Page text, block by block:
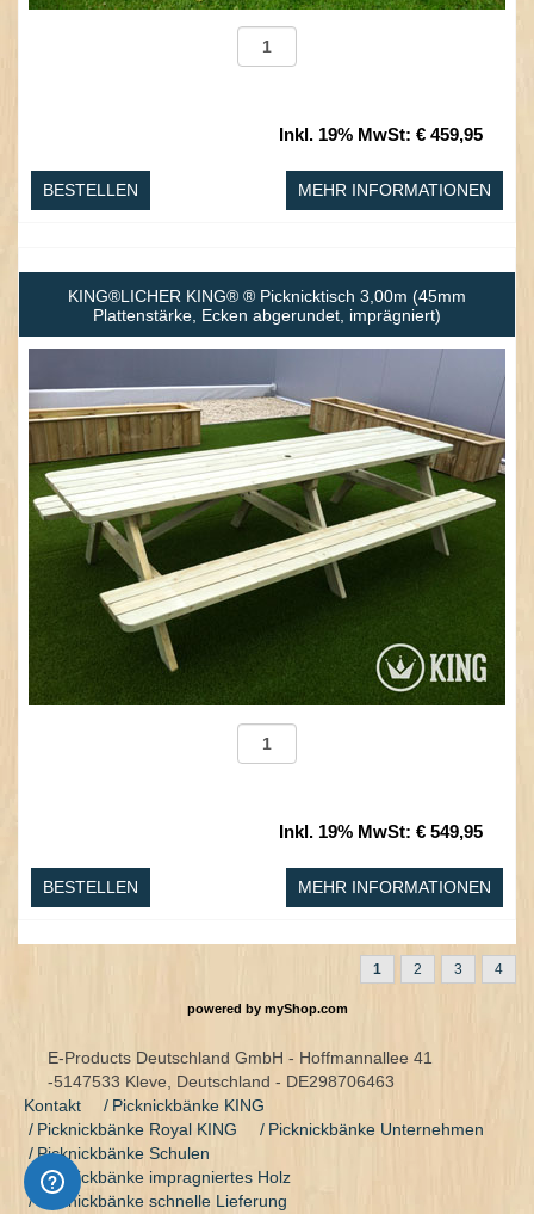
Inkl. 19% MwSt: € 459,95
MEHR INFORMATIONEN
BESTELLEN
KING®LICHER KING® ® Picknicktisch 3,00m (45mm
Plattenstärke, Ecken abgerundet, imprägniert)
Inkl. 19% MwSt: € 549,95
MEHR INFORMATIONEN
BESTELLEN
1 2 3 4
powered by myShop.com
E-Products Deutschland GmbH - Hoffmannallee 41
-5147533 Kleve, Deutschland - DE298706463
Kontakt
Picknickbänke KING
Picknickbänke Royal KING
Picknickbänke Unternehmen
Picknickbänke Schulen
Picknickbänke impragniertes Holz
Picknickbänke schnelle Lieferung